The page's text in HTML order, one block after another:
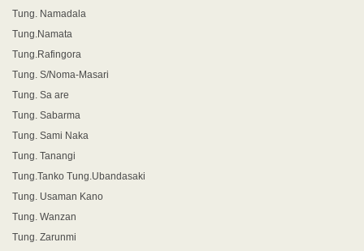
Tung. Namadala
Tung.Namata
Tung.Rafingora
Tung. S/Noma-Masari
Tung. Sa are
Tung. Sabarma
Tung. Sami Naka
Tung. Tanangi
Tung.Tanko Tung.Ubandasaki
Tung. Usaman Kano
Tung. Wanzan
Tung. Zarunmi